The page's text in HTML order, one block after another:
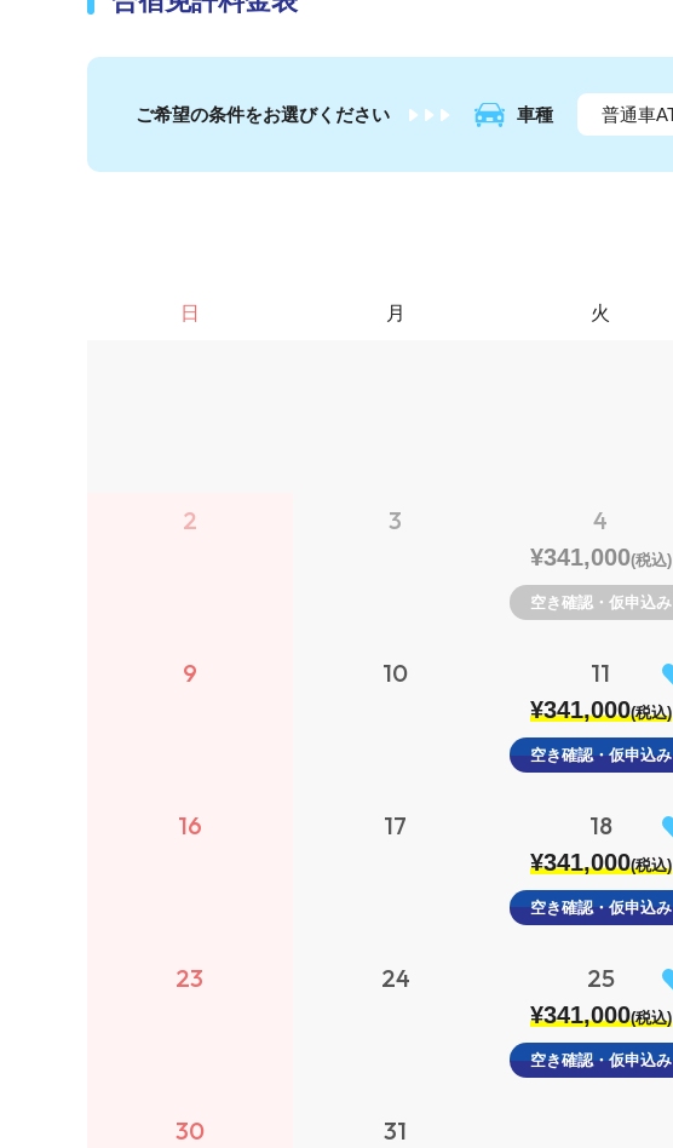
ご希望の条件をお選びください 車種
日 月 火
2 3 4
¥341,000(税込)
空き確認・仮申込み
9 10 11
¥341,000(税込)
空き確認・仮申込み
16 17 18
¥341,000(税込)
空き確認・仮申込み
23 24 25
¥341,000(税込)
空き確認・仮申込み
30 31